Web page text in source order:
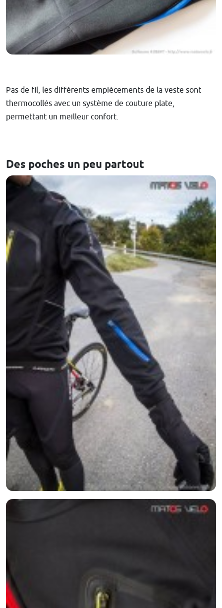
Pas de fil, les différents empiècements de la veste sont
thermocollés avec un système de couture plate,
permettant un meilleur confort.
Des poches un peu partout